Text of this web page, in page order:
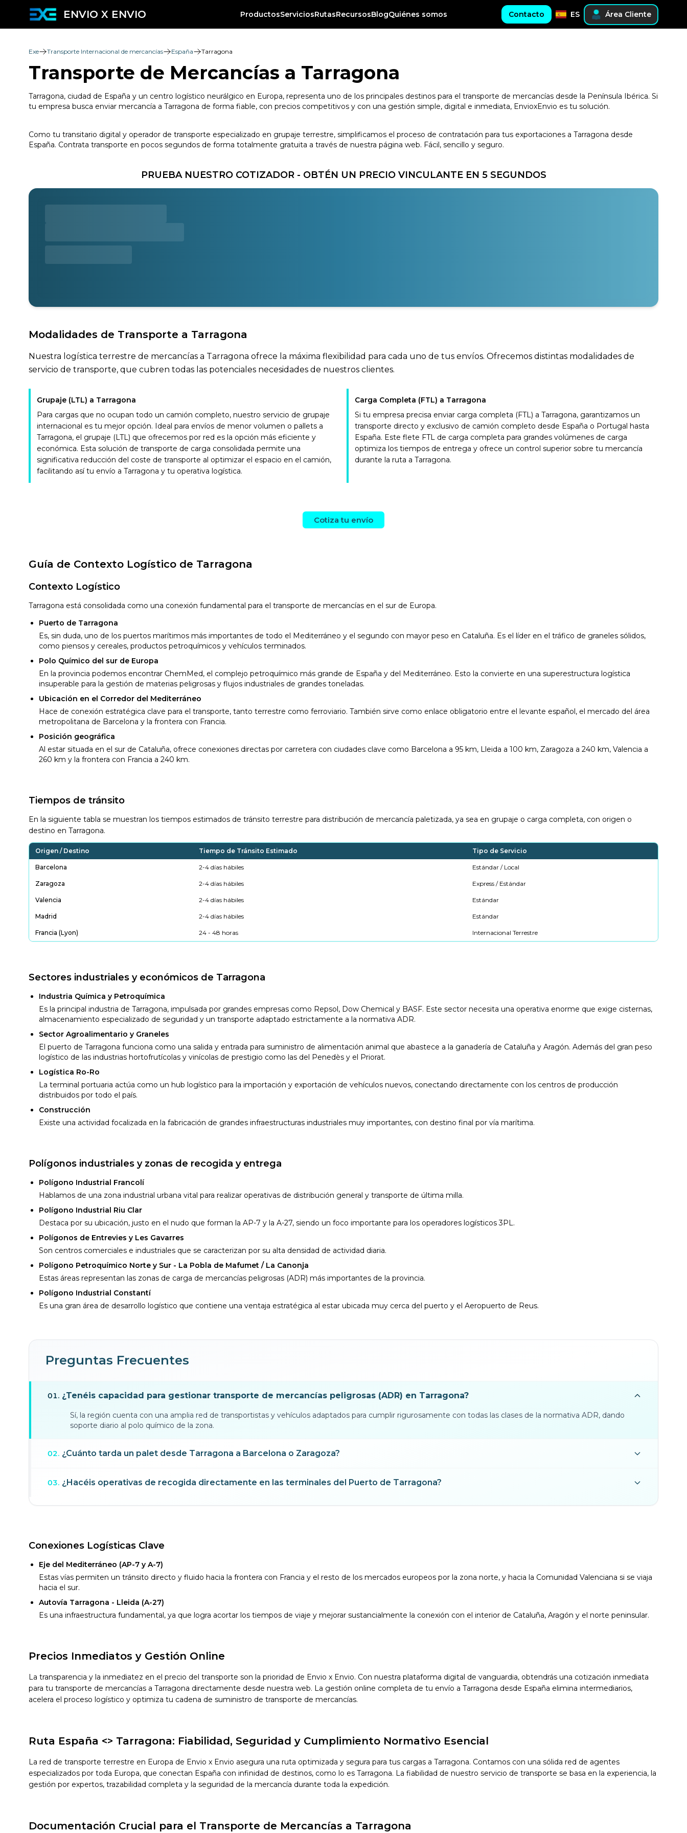
ENVIO X ENVIO ProductosServiciosRutasRecursosBlogQuiénes somos Contacto ES Área Cliente
Exe Transporte Internacional de mercancías España Tarragona
Transporte de Mercancías a Tarragona
Tarragona, ciudad de España y un centro logístico neurálgico en Europa, representa uno de los principales destinos para el transporte de mercancías desde la Península Ibérica. Si
tu empresa busca enviar mercancía a Tarragona de forma fiable, con precios competitivos y con una gestión simple, digital e inmediata, EnvioxEnvio es tu solución.
Como tu transitario digital y operador de transporte especializado en grupaje terrestre, simplificamos el proceso de contratación para tus exportaciones a Tarragona desde
España. Contrata transporte en pocos segundos de forma totalmente gratuita a través de nuestra página web. Fácil, sencillo y seguro.
PRUEBA NUESTRO COTIZADOR - OBTÉN UN PRECIO VINCULANTE EN 5 SEGUNDOS
Modalidades de Transporte a Tarragona
Nuestra logística terrestre de mercancías a Tarragona ofrece la máxima flexibilidad para cada uno de tus envíos. Ofrecemos distintas modalidades de
servicio de transporte, que cubren todas las potenciales necesidades de nuestros clientes.
Grupaje (LTL) a Tarragona
Para cargas que no ocupan todo un camión completo, nuestro servicio de grupaje
internacional es tu mejor opción. Ideal para envíos de menor volumen o pallets a
Tarragona, el grupaje (LTL) que ofrecemos por red es la opción más eficiente y
económica. Esta solución de transporte de carga consolidada permite una
significativa reducción del coste de transporte al optimizar el espacio en el camión,
facilitando así tu envío a Tarragona y tu operativa logística.
Carga Completa (FTL) a Tarragona
Si tu empresa precisa enviar carga completa (FTL) a Tarragona, garantizamos un
transporte directo y exclusivo de camión completo desde España o Portugal hasta
España. Este flete FTL de carga completa para grandes volúmenes de carga
optimiza los tiempos de entrega y ofrece un control superior sobre tu mercancía
durante la ruta a Tarragona.
Cotiza tu envío
Guía de Contexto Logístico de Tarragona
Contexto Logístico
Tarragona está consolidada como una conexión fundamental para el transporte de mercancías en el sur de Europa.
Puerto de Tarragona
Es, sin duda, uno de los puertos marítimos más importantes de todo el Mediterráneo y el segundo con mayor peso en Cataluña. Es el líder en el tráfico de graneles sólidos,
como piensos y cereales, productos petroquímicos y vehículos terminados.
Polo Químico del sur de Europa
En la provincia podemos encontrar ChemMed, el complejo petroquímico más grande de España y del Mediterráneo. Esto la convierte en una superestructura logística
insuperable para la gestión de materias peligrosas y flujos industriales de grandes toneladas.
Ubicación en el Corredor del Mediterráneo
Hace de conexión estratégica clave para el transporte, tanto terrestre como ferroviario. También sirve como enlace obligatorio entre el levante español, el mercado del área
metropolitana de Barcelona y la frontera con Francia.
Posición geográfica
Al estar situada en el sur de Cataluña, ofrece conexiones directas por carretera con ciudades clave como Barcelona a 95 km, Lleida a 100 km, Zaragoza a 240 km, Valencia a
260 km y la frontera con Francia a 240 km.
Tiempos de tránsito
En la siguiente tabla se muestran los tiempos estimados de tránsito terrestre para distribución de mercancía paletizada, ya sea en grupaje o carga completa, con origen o
destino en Tarragona.
Origen / Destino Tiempo de Tránsito Estimado Tipo de Servicio
Barcelona 2-4 días hábiles Estándar / Local
Zaragoza 2-4 días hábiles Express / Estándar
Valencia 2-4 días hábiles Estándar
Madrid 2-4 días hábiles Estándar
Francia (Lyon) 24 - 48 horas Internacional Terrestre
Sectores industriales y económicos de Tarragona
Industria Química y Petroquímica
Es la principal industria de Tarragona, impulsada por grandes empresas como Repsol, Dow Chemical y BASF. Este sector necesita una operativa enorme que exige cisternas,
almacenamiento especializado de seguridad y un transporte adaptado estrictamente a la normativa ADR.
Sector Agroalimentario y Graneles
El puerto de Tarragona funciona como una salida y entrada para suministro de alimentación animal que abastece a la ganadería de Cataluña y Aragón. Además del gran peso
logístico de las industrias hortofrutícolas y vinícolas de prestigio como las del Penedès y el Priorat.
Logística Ro-Ro
La terminal portuaria actúa como un hub logístico para la importación y exportación de vehículos nuevos, conectando directamente con los centros de producción
distribuidos por todo el país.
Construcción
Existe una actividad focalizada en la fabricación de grandes infraestructuras industriales muy importantes, con destino final por vía marítima.
Polígonos industriales y zonas de recogida y entrega
Polígono Industrial Francolí
Hablamos de una zona industrial urbana vital para realizar operativas de distribución general y transporte de última milla.
Polígono Industrial Riu Clar
Destaca por su ubicación, justo en el nudo que forman la AP-7 y la A-27, siendo un foco importante para los operadores logísticos 3PL.
Polígonos de Entrevies y Les Gavarres
Son centros comerciales e industriales que se caracterizan por su alta densidad de actividad diaria.
Polígono Petroquímico Norte y Sur - La Pobla de Mafumet / La Canonja
Estas áreas representan las zonas de carga de mercancías peligrosas (ADR) más importantes de la provincia.
Polígono Industrial Constantí
Es una gran área de desarrollo logístico que contiene una ventaja estratégica al estar ubicada muy cerca del puerto y el Aeropuerto de Reus.
Preguntas Frecuentes
01. ¿Tenéis capacidad para gestionar transporte de mercancías peligrosas (ADR) en Tarragona?
Sí, la región cuenta con una amplia red de transportistas y vehículos adaptados para cumplir rigurosamente con todas las clases de la normativa ADR, dando
soporte diario al polo químico de la zona.
02. ¿Cuánto tarda un palet desde Tarragona a Barcelona o Zaragoza?
03. ¿Hacéis operativas de recogida directamente en las terminales del Puerto de Tarragona?
Conexiones Logísticas Clave
Eje del Mediterráneo (AP-7 y A-7)
Estas vías permiten un tránsito directo y fluido hacia la frontera con Francia y el resto de los mercados europeos por la zona norte, y hacia la Comunidad Valenciana si se viaja
hacia el sur.
Autovía Tarragona - Lleida (A-27)
Es una infraestructura fundamental, ya que logra acortar los tiempos de viaje y mejorar sustancialmente la conexión con el interior de Cataluña, Aragón y el norte peninsular.
Precios Inmediatos y Gestión Online
La transparencia y la inmediatez en el precio del transporte son la prioridad de Envio x Envio. Con nuestra plataforma digital de vanguardia, obtendrás una cotización inmediata
para tu transporte de mercancías a Tarragona directamente desde nuestra web. La gestión online completa de tu envío a Tarragona desde España elimina intermediarios,
acelera el proceso logístico y optimiza tu cadena de suministro de transporte de mercancías.
Ruta España <> Tarragona: Fiabilidad, Seguridad y Cumplimiento Normativo Esencial
La red de transporte terrestre en Europa de Envio x Envio asegura una ruta optimizada y segura para tus cargas a Tarragona. Contamos con una sólida red de agentes
especializados por toda Europa, que conectan España con infinidad de destinos, como lo es Tarragona. La fiabilidad de nuestro servicio de transporte se basa en la experiencia, la
gestión por expertos, trazabilidad completa y la seguridad de la mercancía durante toda la expedición.
Documentación Crucial para el Transporte de Mercancías a Tarragona